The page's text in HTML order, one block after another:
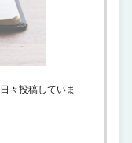
々投稿していま